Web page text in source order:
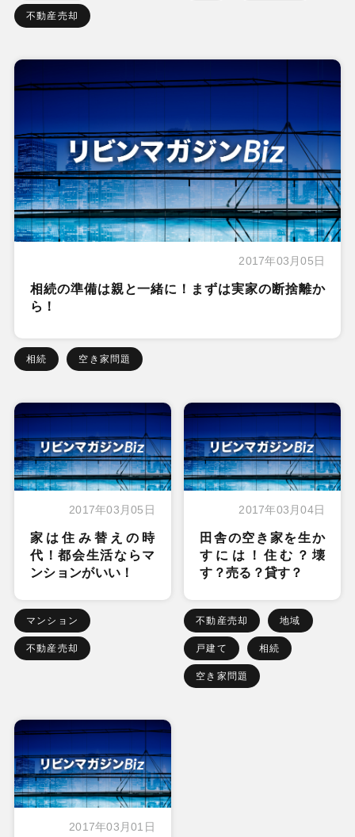
不動産売却
2017年03月05日
相続の準備は親と一緒に！まずは実家の断捨離か
ら！
相続 空き家問題
2017年03月05日
家は住み替えの時
代！都会生活ならマ
ンションがいい！
マンション
不動産売却
2017年03月04日
田舎の空き家を生か
すには！住む？壊
す？売る？貸す？
不動産売却 地域
戸建て 相続
空き家問題
2017年03月01日